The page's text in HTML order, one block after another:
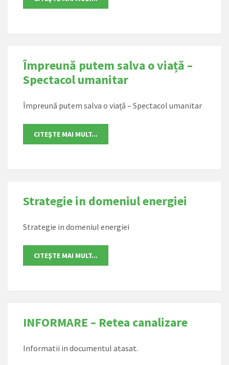
Împreună putem salva o viață –
Spectacol umanitar
Împreună putem salva o viață – Spectacol umanitar
Strategie in domeniul energiei
Strategie in domeniul energiei
INFORMARE – Retea canalizare
Informatii in documentul atasat.